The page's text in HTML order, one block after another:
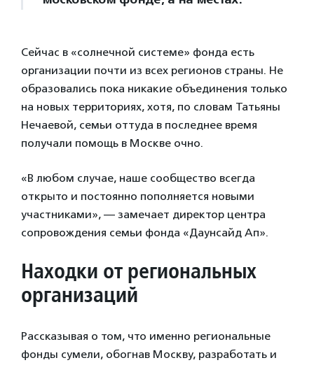
Сейчас в «солнечной системе» фонда есть
организации почти из всех регионов страны. Не
образовались пока никакие объединения только
на новых территориях, хотя, по словам Татьяны
Нечаевой, семьи оттуда в последнее время
получали помощь в Москве очно.
«В любом случае, наше сообщество всегда
открыто и постоянно пополняется новыми
участниками», — замечает директор центра
сопровождения семьи фонда «Даунсайд Ап».
Находки от региональных
организаций
Рассказывая о том, что именно региональные
фонды сумели, обогнав Москву, разработать и